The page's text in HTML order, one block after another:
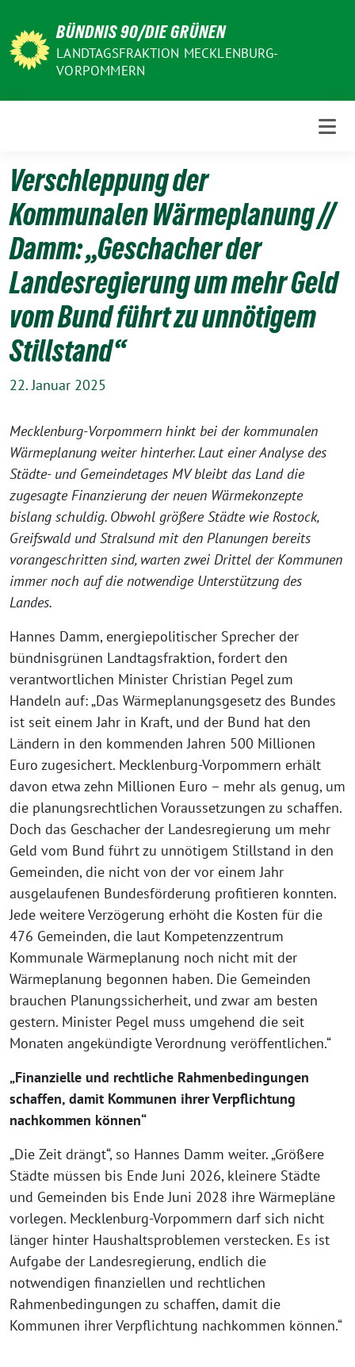
zum
Inhalt
BÜNDNIS 90/DIE GRÜNEN
LANDTAGSFRAKTION MECKLENBURG-
VORPOMMERN
Verschleppung der
Kommunalen Wärmeplanung //
Damm: „Geschacher der
Landesregierung um mehr Geld
vom Bund führt zu unnötigem
Stillstand“
22. Januar 2025
Mecklenburg-Vorpommern hinkt bei der kommunalen
Wärmeplanung weiter hinterher. Laut einer Analyse des
Städte- und Gemeindetages MV bleibt das Land die
zugesagte Finanzierung der neuen Wärmekonzepte
bislang schuldig. Obwohl größere Städte wie Rostock,
Greifswald und Stralsund mit den Planungen bereits
vorangeschritten sind, warten zwei Drittel der Kommunen
immer noch auf die notwendige Unterstützung des
Landes.
Hannes Damm, energiepolitischer Sprecher der
bündnisgrünen Landtagsfraktion, fordert den
verantwortlichen Minister Christian Pegel zum
Handeln auf: „Das Wärmeplanungsgesetz des Bundes
ist seit einem Jahr in Kraft, und der Bund hat den
Ländern in den kommenden Jahren 500 Millionen
Euro zugesichert. Mecklenburg-Vorpommern erhält
davon etwa zehn Millionen Euro – mehr als genug, um
die planungsrechtlichen Voraussetzungen zu schaffen.
Doch das Geschacher der Landesregierung um mehr
Geld vom Bund führt zu unnötigem Stillstand in den
Gemeinden, die nicht von der vor einem Jahr
ausgelaufenen Bundesförderung profitieren konnten.
Jede weitere Verzögerung erhöht die Kosten für die
476 Gemeinden, die laut Kompetenzzentrum
Kommunale Wärmeplanung noch nicht mit der
Wärmeplanung begonnen haben. Die Gemeinden
brauchen Planungssicherheit, und zwar am besten
gestern. Minister Pegel muss umgehend die seit
Monaten angekündigte Verordnung veröffentlichen.“
„Finanzielle und rechtliche Rahmenbedingungen
schaffen, damit Kommunen ihrer Verpflichtung
nachkommen können“
„Die Zeit drängt“, so Hannes Damm weiter. „Größere
Städte müssen bis Ende Juni 2026, kleinere Städte
und Gemeinden bis Ende Juni 2028 ihre Wärmepläne
vorlegen. Mecklenburg-Vorpommern darf sich nicht
länger hinter Haushaltsproblemen verstecken. Es ist
Aufgabe der Landesregierung, endlich die
notwendigen finanziellen und rechtlichen
Rahmenbedingungen zu schaffen, damit die
Kommunen ihrer Verpflichtung nachkommen können.“